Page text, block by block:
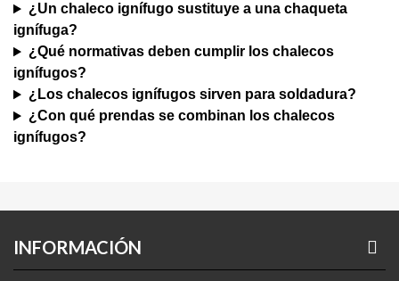
¿Un chaleco ignífugo sustituye a una chaqueta
ignífuga?
¿Qué normativas deben cumplir los chalecos
ignífugos?
¿Los chalecos ignífugos sirven para soldadura?
¿Con qué prendas se combinan los chalecos
ignífugos?
INFORMACIÓN